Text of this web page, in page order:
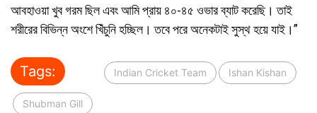
আবহাওয়া খুব গরম ছিল এবং আমি প্রায় ৪০-৪৫ ওভার ব্যাট করেছি। তাই
শরীরের বিভিন্ন অংশে খিঁচুনি হচ্ছিল। তবে পরে অনেকটাই সুস্থ হয়ে যাই।”
Tags: Indian Cricket Team Ishan Kishan
Shubman Gill